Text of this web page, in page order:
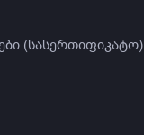
(სასერთიფიკატო)